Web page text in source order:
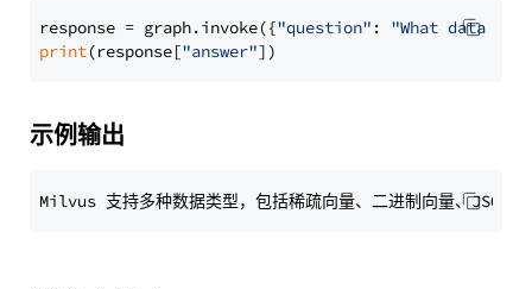
response = graph.invoke({"question" : "What data
print(response["answer"
示例输出